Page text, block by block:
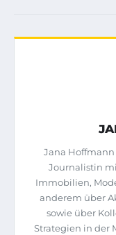
Jana
Journalistin
Immobilien,
anderem über
sowie über
Strategien in der